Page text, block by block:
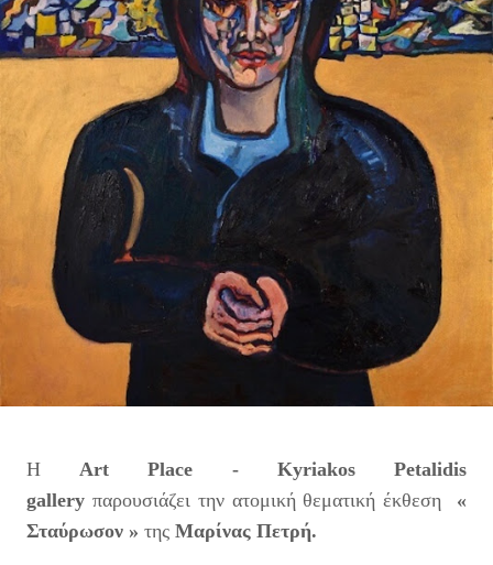
Η Art Place - Kyriakos Petalidis
gallery παρουσιάζει την ατομική θεματική έκθεση «
Σταύρωσον » της Μαρίνας Πετρή.